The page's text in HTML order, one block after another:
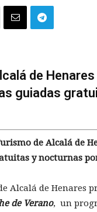
de
guiadas
de Alcalá de
y nocturnas
Alcalá de Henares
de Verano, un